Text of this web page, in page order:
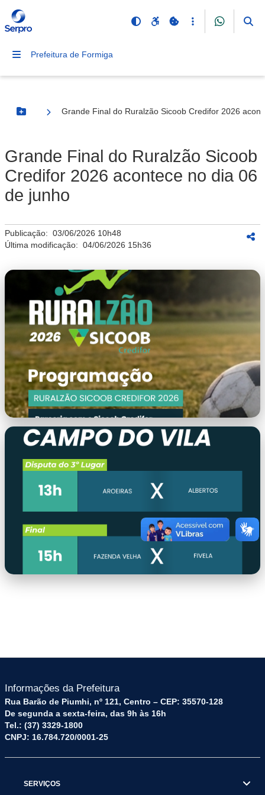
Prefeitura de Formiga
Botão Menu
Grande Final do Ruralzão Sicoob Credifor 2026
Grande Final do Ruralzão Sicoob
Credifor 2026 acontece no dia 06
de junho
Publicação: 03/06/2026 10h48
Última modificação: 04/06/2026 15h36
banner
Informações da Prefeitura
Rua Barão de Piumhi, nº 121, Centro – CEP: 35570-128
De segunda a sexta-feira, das 9h às 16h
Tel.: (37) 3329-1800
CNPJ: 16.784.720/0001-25
SERVIÇOS